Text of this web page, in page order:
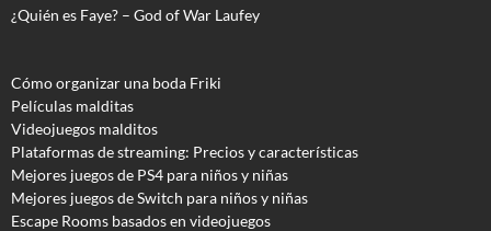
¿Quién es Faye? – God of War Laufey
Cómo organizar una boda Friki
Películas malditas
Videojuegos malditos
Plataformas de streaming: Precios y características
Mejores juegos de PS4 para niños y niñas
Mejores juegos de Switch para niños y niñas
Escape Rooms basados en videojuegos